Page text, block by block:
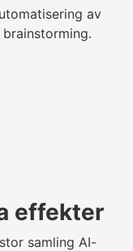
av
effekter
samling AI-